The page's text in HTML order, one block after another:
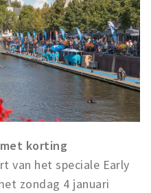
korting
van het speciale Early
zondag 4 januari